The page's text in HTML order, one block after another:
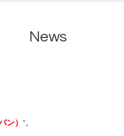
News
ン） "。